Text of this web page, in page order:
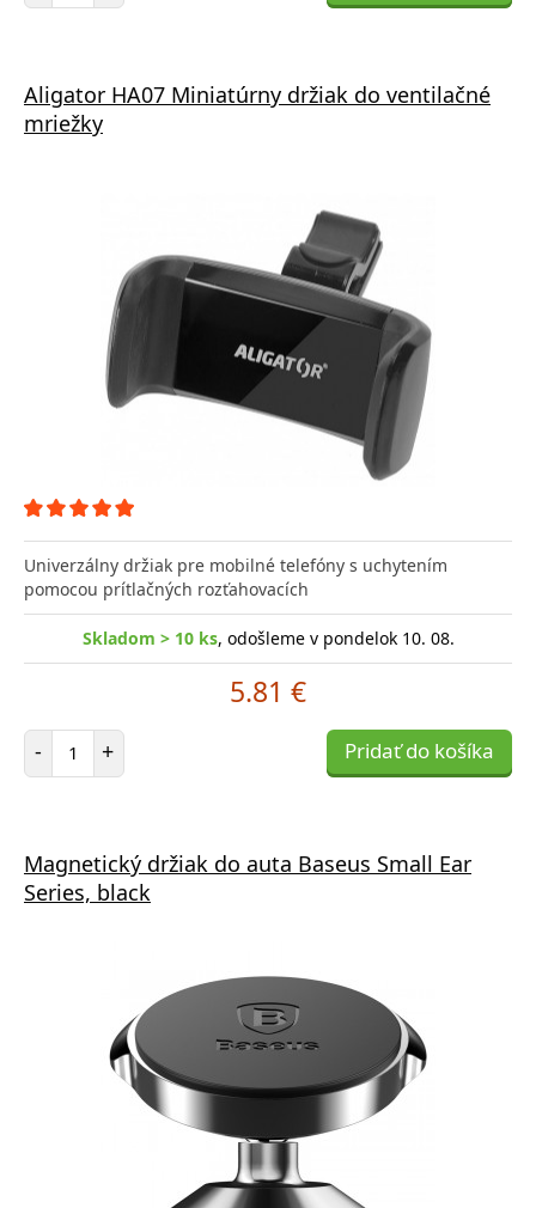
Aligator HA07 Miniatúrny držiak do ventilačné
mriežky
Univerzálny držiak pre mobilné telefóny s uchytením
pomocou prítlačných rozťahovacích
Skladom > 10 ks, odošleme v pondelok 10. 08.
5.81 €
- Počet položiek
+ Pridať do košíka
Magnetický držiak do auta Baseus Small Ear
Series, black